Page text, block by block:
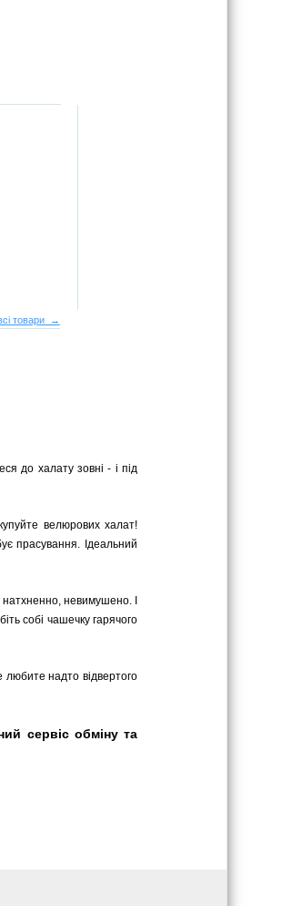
товари →
до халату зовні - і під
велюрових халат!
прасування. Ідеальний
невимушено. І
собі чашечку гарячого
надто відвертого
сервіс обміну та